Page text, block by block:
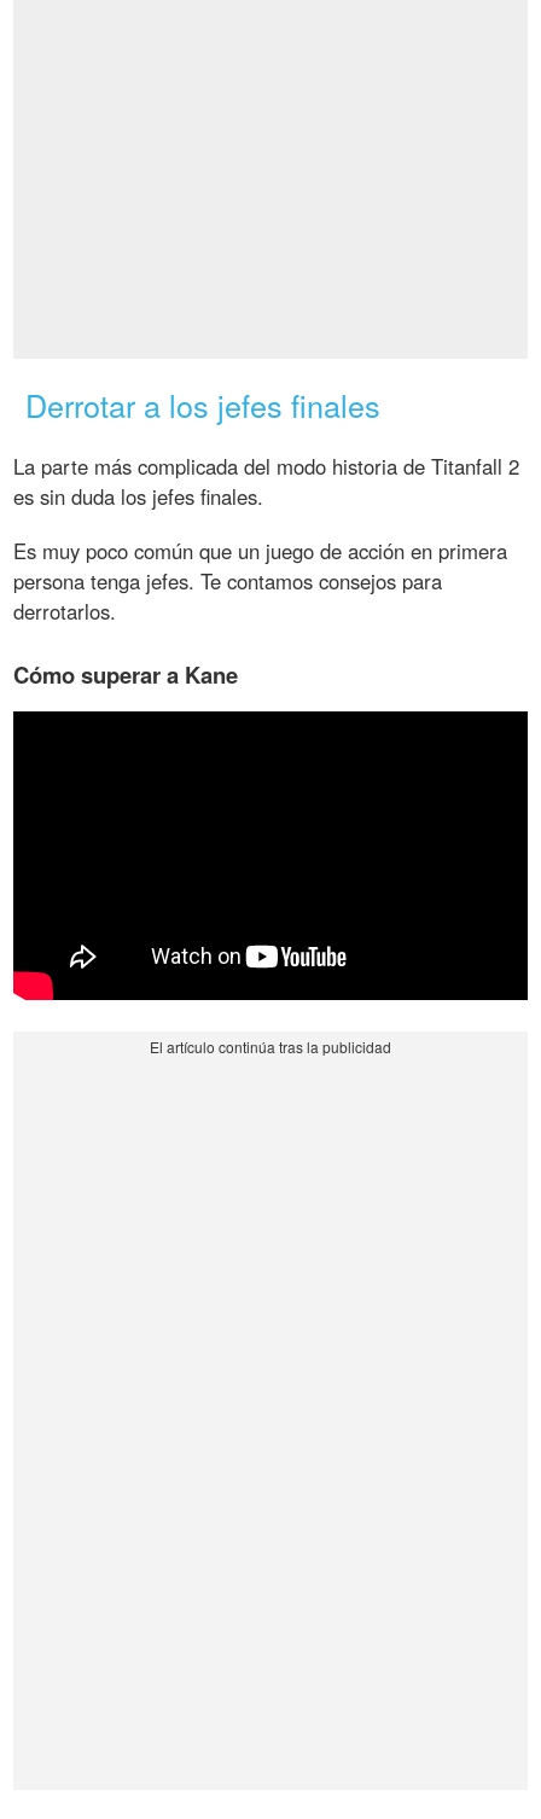
Derrotar a los jefes finales
La parte más complicada del modo historia de Titanfall 2
es sin duda los jefes finales.
Es muy poco común que un juego de acción en primera
persona tenga jefes. Te contamos consejos para
derrotarlos.
Cómo superar a Kane